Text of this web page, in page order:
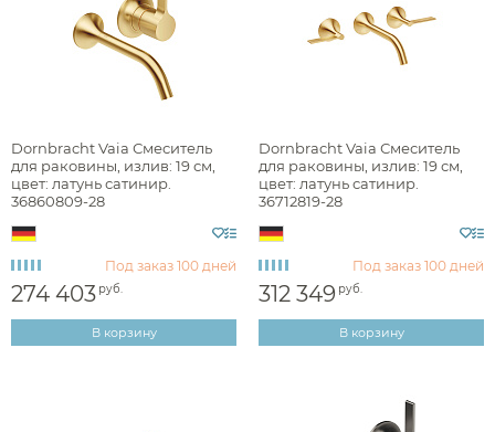
Dornbracht Vaia Смеситель
для раковины, излив: 19 см,
цвет: латунь сатинир.
36860809-28
Под заказ 100 дней
274 403 руб.
В корзину
Dornbracht Vaia Смеситель
для раковины, излив: 19 см,
цвет: латунь сатинир.
36712819-28
Под заказ 100 дней
312 349 руб.
В корзину